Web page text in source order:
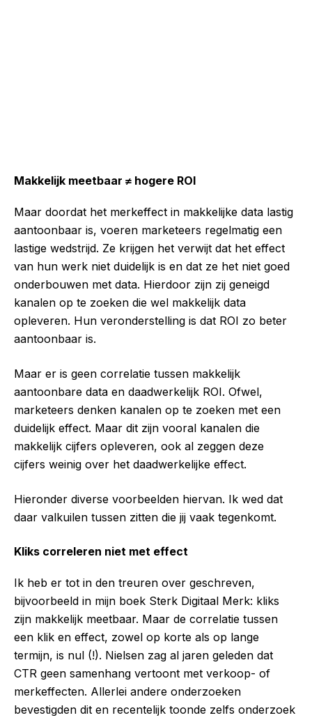
Makkelijk meetbaar ≠ hogere ROI
Maar doordat het merkeffect in makkelijke data lastig
aantoonbaar is, voeren marketeers regelmatig een
lastige wedstrijd. Ze krijgen het verwijt dat het effect
van hun werk niet duidelijk is en dat ze het niet goed
onderbouwen met data. Hierdoor zijn zij geneigd
kanalen op te zoeken die wel makkelijk data
opleveren. Hun veronderstelling is dat ROI zo beter
aantoonbaar is.
Maar er is geen correlatie tussen makkelijk
aantoonbare data en daadwerkelijk ROI. Ofwel,
marketeers denken kanalen op te zoeken met een
duidelijk effect. Maar dit zijn vooral kanalen die
makkelijk cijfers opleveren, ook al zeggen deze
cijfers weinig over het daadwerkelijke effect.
Hieronder diverse voorbeelden hiervan. Ik wed dat
daar valkuilen tussen zitten die jij vaak tegenkomt.
Kliks correleren niet met effect
Ik heb er tot in den treuren over geschreven,
bijvoorbeeld in mijn boek Sterk Digitaal Merk: kliks
zijn makkelijk meetbaar. Maar de correlatie tussen
een klik en effect, zowel op korte als op lange
termijn, is nul (!). Nielsen zag al jaren geleden dat
CTR geen samenhang vertoont met verkoop- of
merkeffecten. Allerlei andere onderzoeken
bevestigden dit en recentelijk toonde zelfs onderzoek